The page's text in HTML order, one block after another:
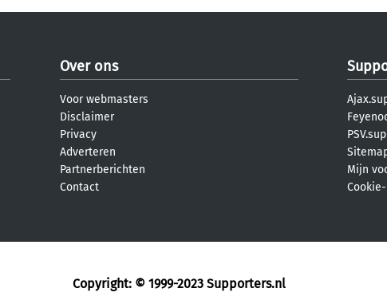
Over ons
Voor webmasters
Disclaimer
Privacy
Adverteren
Partnerberichten
Contact
Mijn
Copyright: © 1999-2023 Supporters.nl